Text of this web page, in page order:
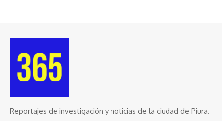
Reportajes de investigación y noticias de la ciudad de Piura.